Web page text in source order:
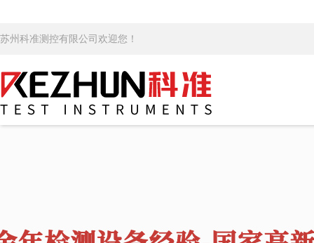
苏州科准测控有限公司欢迎您！